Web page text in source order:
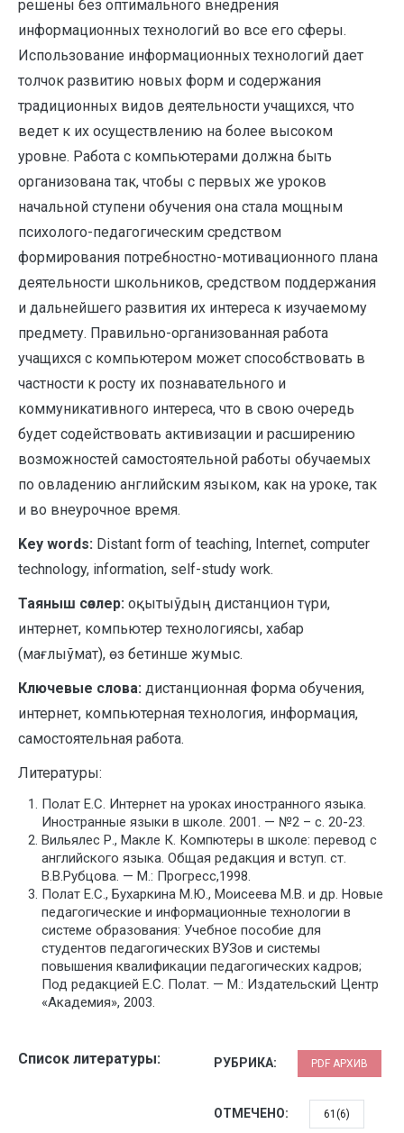
решены без оптимального внедрения
информационных технологий во все его сферы.
Использование информационных технологий дает
толчок развитию новых форм и содержания
традиционных видов деятельности учащихся, что
ведет к их осуществлению на более высоком
уровне. Работа с компьютерами должна быть
организована так, чтобы с первых же уроков
начальной ступени обучения она стала мощным
психолого-педагогическим средством
формирования потребностно-мотивационного плана
деятельности школьников, средством поддержания
и дальнейшего развития их интереса к изучаемому
предмету. Правильно-организованная работа
учащихся с компьютером может способствовать в
частности к росту их познавательного и
коммуникативного интереса, что в свою очередь
будет содействовать активизации и расширению
возможностей самостоятельной работы обучаемых
по овладению английским языком, как на уроке, так
и во внеурочное время.
Key words: Distant form of teaching, Internet, computer
technology, information, self-study work.
Таяныш сөзлер: оқытыўдың дистанцион түри,
интернет, компьютер технологиясы, хабар
(мағлыўмат), өз бетинше жумыс.
Ключевые слова: дистанционная форма обучения,
интернет, компьютерная технология, информация,
самостоятельная работа.
Литературы:
Полат Е.С. Интернет на уроках иностранного языка.
Иностранные языки в школе. 2001. — №2 – с. 20-23.
Вильялес Р., Макле К. Компютеры в школе: перевод с
английского языка. Общая редакция и вступ. ст.
В.В.Рубцова. — М.: Прогресс,1998.
Полат Е.С., Бухаркина М.Ю., Моисеева М.В. и др. Новые
педагогические и информационные технологии в
системе образования: Учебное пособие для
студентов педагогических ВУЗов и системы
повышения квалификации педагогических кадров;
Под редакцией Е.С. Полат. — М.: Издательский Центр
«Академия», 2003.
Список литературы: РУБРИКА: PDF АРХИВ
ОТМЕЧЕНО: 61(6)